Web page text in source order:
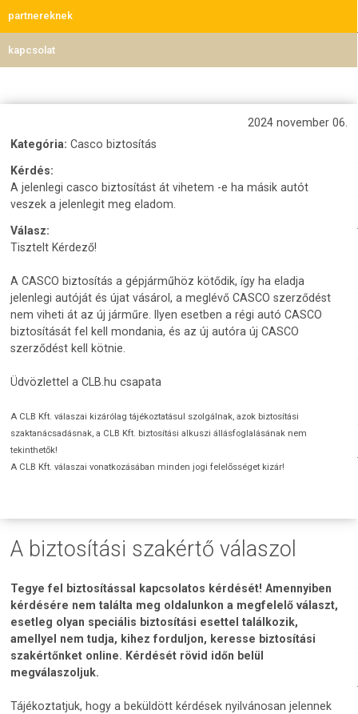
partnereknek
kapcsolat
2024 november 06.
Kategória:Casco biztosítás
Kérdés:
A jelenlegi casco biztosítást át vihetem -e ha másik autót
veszek a jelenlegit meg eladom.
Válasz:
Tisztelt Kérdező!
A CASCO biztosítás a gépjárműhöz kötődik, így ha eladja
jelenlegi autóját és újat vásárol, a meglévő CASCO szerződést
nem viheti át az új járműre. Ilyen esetben a régi autó CASCO
biztosítását fel kell mondania, és az új autóra új CASCO
szerződést kell kötnie.
Üdvözlettel a CLB.hu csapata
A CLB Kft. válaszai kizárólag tájékoztatásul szolgálnak, azok biztosítási
szaktanácsadásnak, a CLB Kft. biztosítási alkuszi állásfoglalásának nem
tekinthetők!
A CLB Kft. válaszai vonatkozásában minden jogi felelősséget kizár!
A biztosítási szakértő válaszol
Tegye fel biztosítással kapcsolatos kérdését! Amennyiben
kérdésére nem találta meg oldalunkon a megfelelő választ,
esetleg olyan speciális biztosítási esettel találkozik,
amellyel nem tudja, kihez forduljon, keresse biztosítási
szakértőnket online. Kérdését rövid időn belül
megválaszoljuk.
Tájékoztatjuk, hogy a beküldött kérdések nyilvánosan jelennek